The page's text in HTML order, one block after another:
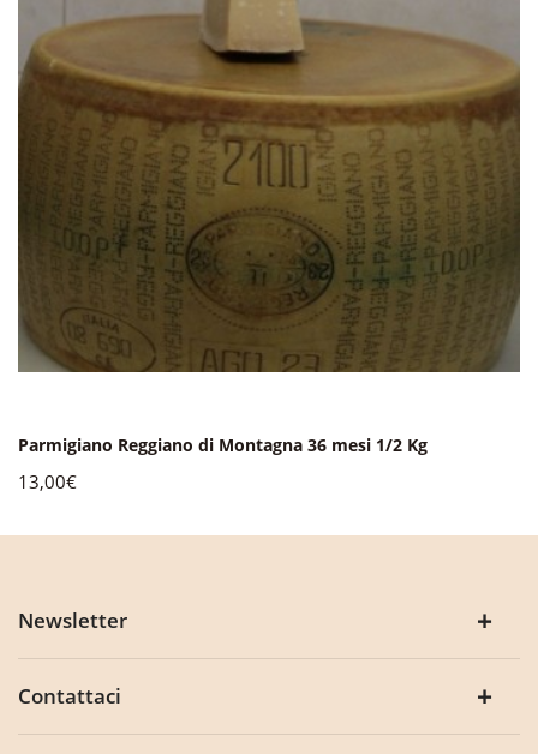
Parmigiano Reggiano di Montagna 36 mesi 1/2 Kg
13,00€
Newsletter
Contattaci